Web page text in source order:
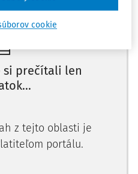
si prečítali len
z tejto oblasti je
portálu.
cookie